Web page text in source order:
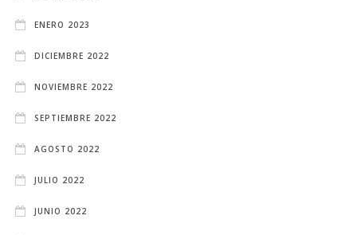
ENERO 2023
DICIEMBRE 2022
NOVIEMBRE 2022
SEPTIEMBRE 2022
AGOSTO 2022
JULIO 2022
JUNIO 2022